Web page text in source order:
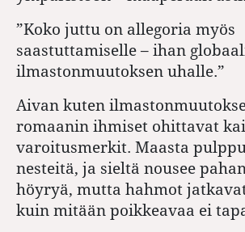
”Koko juttu on allegoria myös
saastuttamiselle – ihan
ilmastonmuutoksen uhalle.”
Aivan kuten
romaanin ihmiset ohittavat
varoitusmerkit. Maasta
nesteitä, ja sieltä nousee
höyryä, mutta hahmot
kuin mitään poikkeavaa ei